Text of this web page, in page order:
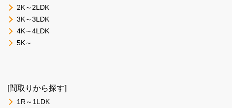
2K～2LDK
3K～3LDK
4K～4LDK
5K～
[間取りから探す]
1R～1LDK